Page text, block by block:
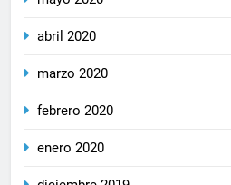
abril 2020
marzo 2020
febrero 2020
enero 2020